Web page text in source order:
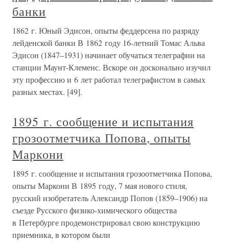
банки
1862 г. Юный Эдисон, опыты феддерсена по разряду
лейденской банки В 1862 году 16-летний Томас Альва
Эдисон (1847–1931) начинает обучаться телеграфии на
станции Маунт-Клеменс. Вскоре он досконально изучил
эту профессию и 6 лет работал телеграфистом в самых
разных местах. [49].
1895 г. сообщение и испытания
грозоотметчика Попова, опыты
Маркони
1895 г. сообщение и испытания грозоотметчика Попова,
опыты Маркони В 1895 году, 7 мая нового стиля,
русский изобретатель Александр Попов (1859–1906) на
съезде Русского физико-химического общества
в Петербурге продемонстрировал свою конструкцию
приемника, в котором были